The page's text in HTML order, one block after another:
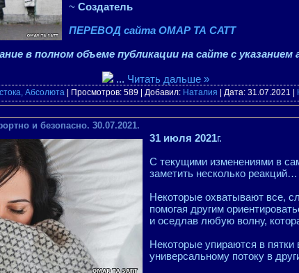
~ Создатель
ПЕРЕВОД сайта ОМАР ТА САТТ
в полном объеме публикации на сайте с указанием
... Читать дальше »
Абсолюта | Просмотров: 589 | Добавил: Наталия | Дата: 31.07.2021
и безопасно. 30.07.2021.
31 июля 2021г.
С текущими изменениями в
заметить несколько реакций…
Некоторые охватывают все,
помогая другим
и оседлав любую волну,
Некоторые упираются в
универсальному потоку в